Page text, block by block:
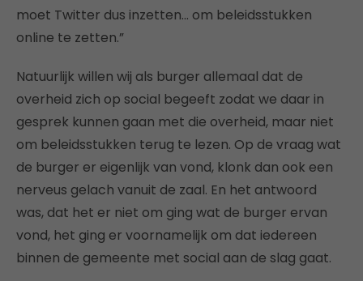
moet Twitter dus inzetten… om beleidsstukken
online te zetten.”
Natuurlijk willen wij als burger allemaal dat de
overheid zich op social begeeft zodat we daar in
gesprek kunnen gaan met die overheid, maar niet
om beleidsstukken terug te lezen. Op de vraag wat
de burger er eigenlijk van vond, klonk dan ook een
nerveus gelach vanuit de zaal. En het antwoord
was, dat het er niet om ging wat de burger ervan
vond, het ging er voornamelijk om dat iedereen
binnen de gemeente met social aan de slag gaat.